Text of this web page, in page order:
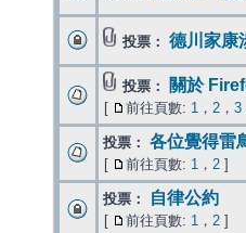
投票： 德川家康
投票： 關於
[ 前往頁數: 1 ， 2 ， 3
投票： 各位覺得雷
[ 前往頁數: 1 ， 2 ]
投票： 自律公約
[ 前往頁數: 1 ， 2 ]